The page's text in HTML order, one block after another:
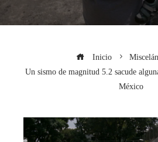
Inicio
Un sismo de magnitud 5.2 sacude
México